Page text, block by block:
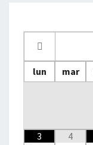
lun mar
3 4